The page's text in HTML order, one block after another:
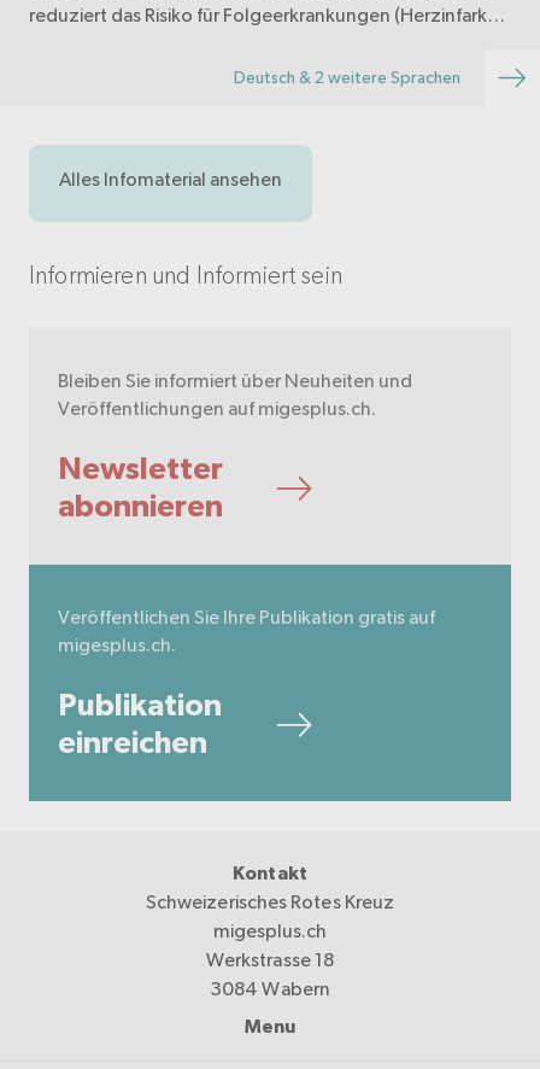
reduziert das Risiko für Folgeerkrankungen (Herzinfarkt,
Deutsch & 2 weitere Sprachen
Alles Infomaterial ansehen
Informieren und Informiert sein
Bleiben Sie informiert über Neuheiten und
Veröffentlichungen auf migesplus.ch.
Newsletter
abonnieren
Veröffentlichen Sie Ihre Publikation gratis auf
migesplus.ch.
Publikation
einreichen
Kontakt
Schweizerisches Rotes Kreuz
migesplus.ch
Werkstrasse 18
3084 Wabern
Menu